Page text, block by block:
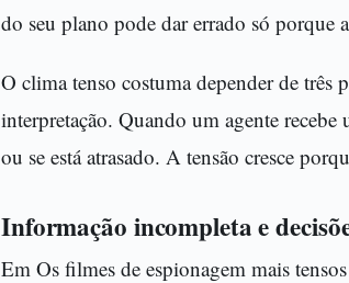
do seu plano pode dar errado só porque
O clima tenso costuma depender de três
interpretação. Quando um agente
ou se está atrasado. A tensão cresce
Informação incompleta e
Em Os filmes de espionagem mais